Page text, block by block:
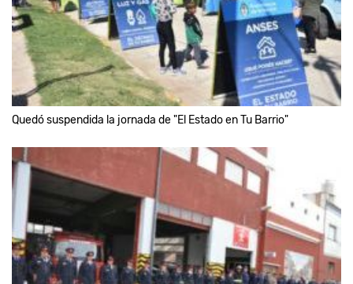
Quedó suspendida la jornada de "El Estado en Tu Barrio"